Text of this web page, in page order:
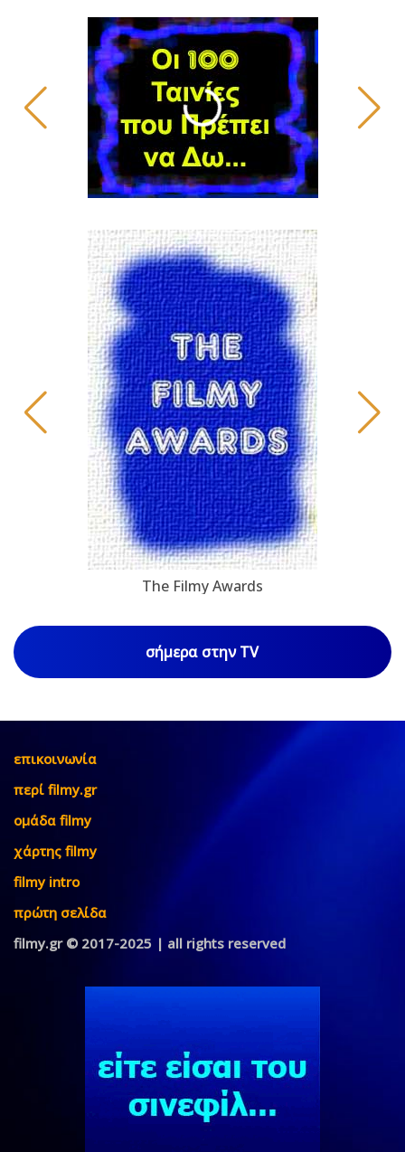
The Filmy Awards
σήμερα στην TV
επικοινωνία
περί filmy.gr
ομάδα filmy
χάρτης filmy
filmy intro
πρώτη σελίδα
filmy.gr © 2017-2025 | all rights reserved